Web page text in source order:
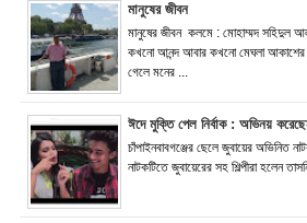
মানুষের জীবন
মানুষের জীবন কলমে : মোহাম্মদ সহিদুল
কখনো আনন্দ আবার কখনো মেঘলা আকাশের
গেলে মনের ...
ঈদে মুক্তি পেল নির্বাক : অভিনয়
চাঁপাইনবাবগঞ্জের ছেলে জুবায়ের অভিনিত
নাটকটিতে জুবায়েরের সহ শিল্পীরা হলেন